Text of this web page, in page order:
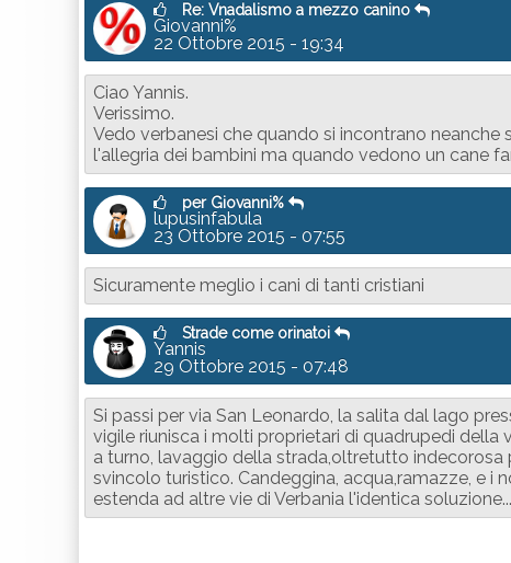
Re: Vnadalismo a mezzo canino
Giovanni%
22 Ottobre 2015 - 19:34
Ciao Yannis.
Verissimo.
Vedo verbanesi che quando si incontrano
l'allegria dei bambini ma quando vedono un cane
per Giovanni%
lupusinfabula
23 Ottobre 2015 - 07:55
Sicuramente meglio i cani di tanti cristiani
Strade come orinatoi
Yannis
29 Ottobre 2015 - 07:48
Si passi per via San Leonardo, la salita dal lago
vigile riunisca i molti proprietari di quadrupedi
a turno, lavaggio della strada,oltretutto
svincolo turistico. Candeggina, acqua,ramazze, e i
estenda ad altre vie di Verbania l'identica soluzione...